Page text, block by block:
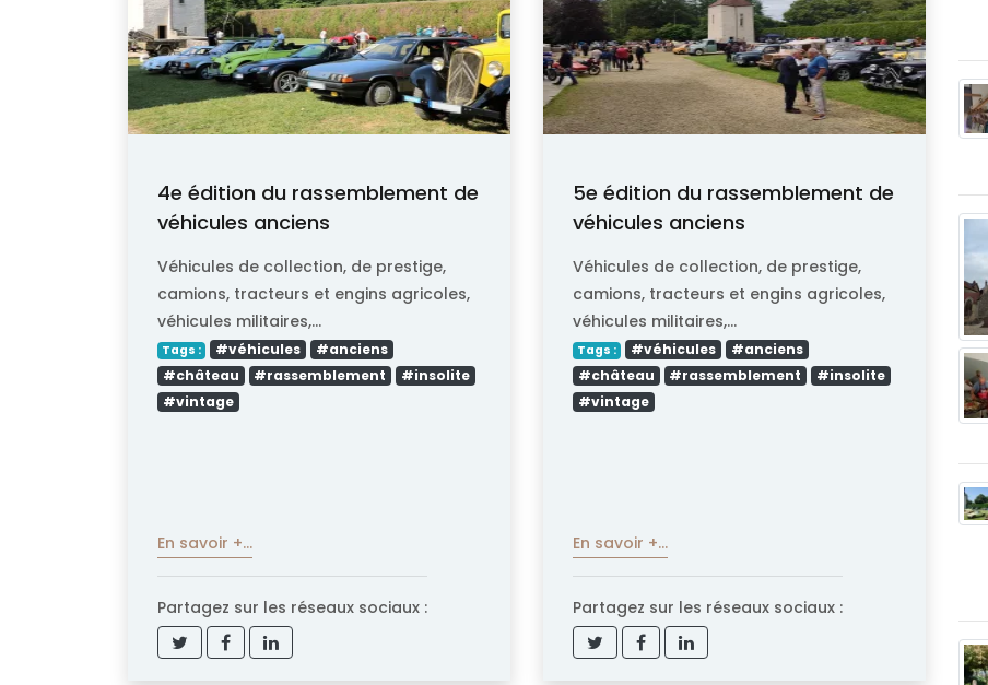
4e édition du rassemblement de
véhicules anciens
Véhicules de collection, de prestige,
camions, tracteurs et engins agricoles,
véhicules militaires,...
Tags : #véhicules
#anciens
#château
#rassemblement
#insolite
#vintage
En savoir +...
Partagez sur les réseaux sociaux :
5e édition du rassemblement de
véhicules anciens
Véhicules de collection, de prestige,
camions, tracteurs et engins agricoles,
véhicules militaires,...
Tags : #véhicules
#anciens
#château
#rassemblement
#insolite
#vintage
En savoir +...
Partagez sur les réseaux sociaux :